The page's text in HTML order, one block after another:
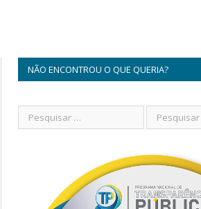
NÃO ENCONTROU O QUE QUERIA?